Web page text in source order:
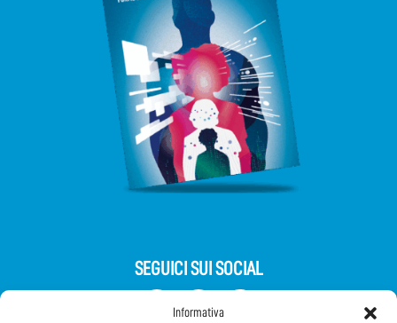
Informativa
SEGUICI SUI SOCIAL